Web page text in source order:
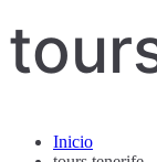
Inicio